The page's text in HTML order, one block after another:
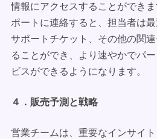
情報にアクセスすることができ
ポートに連絡すると、担当者は
サポートチケット、その他の関
ることができ、より速やかでパ
ビスができるようになります。
４．販売予測と戦略
営業チームは、重要なインサイ